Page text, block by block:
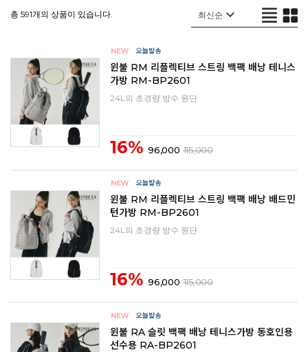
총 591개의 상품이 있습니다.
윈불 RM 리플렉티브 스트링 백팩 배낭 테니스
가방 RM-BP2601
24L의 초경량 방수 원단
16% 96,000 115,000
윈불 RM 리플렉티브 스트링 백팩 배낭 배드민
턴가방 RM-BP2601
24L의 초경량 방수 원단
16% 96,000 115,000
윈불 RA 슬릿 백팩 배낭 테니스가방 동호인용
선수용 RA-BP2601